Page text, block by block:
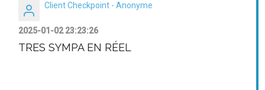
Client Checkpoint - Anonyme
2025-01-02 23:23:26
TRES SYMPA EN RÉEL